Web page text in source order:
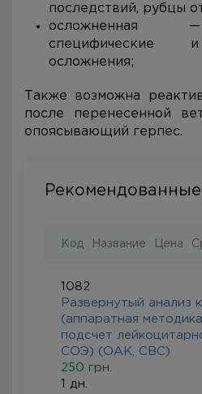
последствий, рубцы
осложненная
специфические
осложнения;
Также возможна
после перенесенной
опоясывающий герпес.
Код Название Цена
1082
Развернутый анализ
(аппаратная
подсчет
СОЭ) (ОАК, CBC)
250 грн.
1 дн.